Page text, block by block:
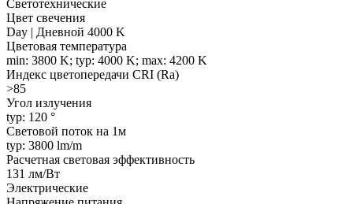
Светотехнические
Цвет свечения
Day | Дневной 4000 K
Цветовая температура
min: 3800 K; typ: 4000 K; max: 4200 K
Индекс цветопередачи CRI (Ra)
>85
Угол излучения
typ: 120 °
Световой поток на 1м
typ: 3800 lm/m
Расчетная световая эффективность
131 лм/Вт
Электрические